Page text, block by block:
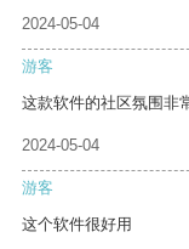
2024-05-04
游客
这款软件的社区氛围非
2024-05-04
游客
这个软件很好用